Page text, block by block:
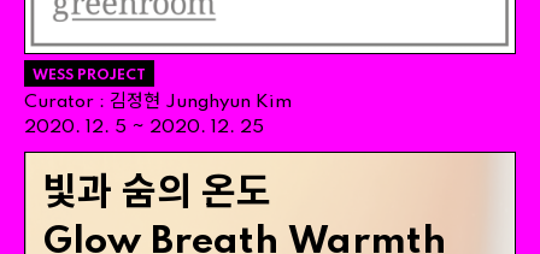
WESS PROJECT
Curator : 김정현 Junghyun Kim
2020. 12. 5 ~ 2020. 12. 25
빛과 숨의 온도
Glow Breath Warmth